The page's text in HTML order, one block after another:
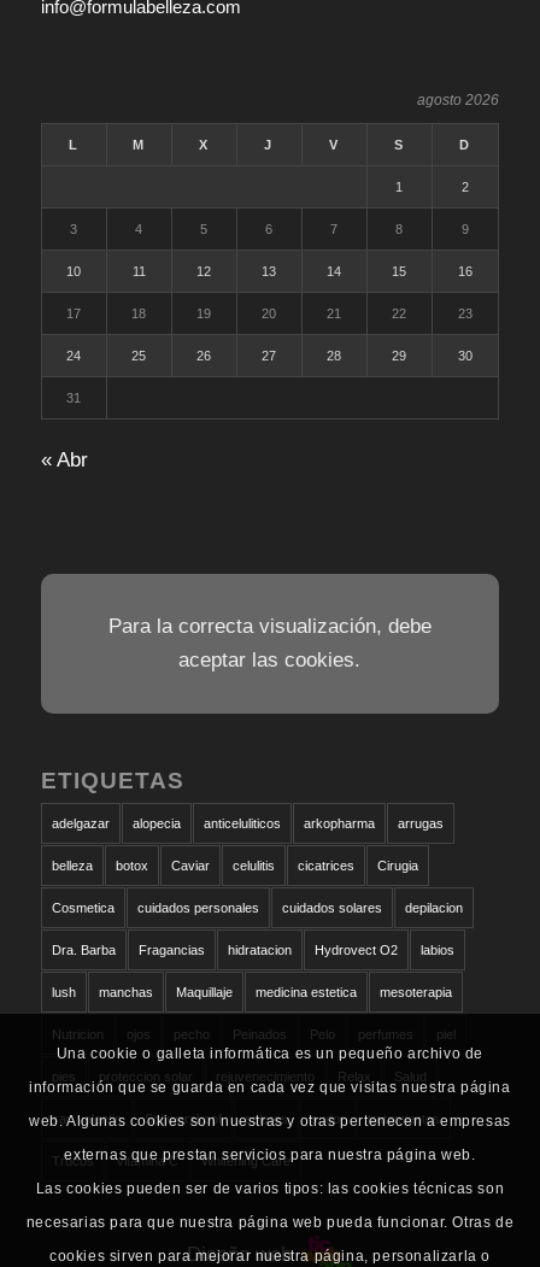
info@formulabelleza.com
agosto 2026
L M X J V S D
1 2
3 4 5 6 7 8 9
10 11 12 13 14 15 16
17 18 19 20 21 22 23
24 25 26 27 28 29 30
31
« Abr
Para la correcta visualización, debe
aceptar las cookies.
ETIQUETAS
adelgazar alopecia anticeluliticos arkopharma arrugas
belleza botox Caviar celulitis cicatrices Cirugia
Cosmetica cuidados personales cuidados solares depilacion
Dra. Barba Fragancias hidratacion Hydrovect O2 labios
lush manchas Maquillaje medicina estetica mesoterapia
Nutricion ojos pecho Peinados Pelo perfumes piel
pies proteccion solar rejuvenecimiento Relax Salud
san valentin Schwarzkopf solares sudor tratamientos
Trucos vitamina C Whitening Care
Diseño web
Una cookie o galleta informática es un pequeño archivo de
información que se guarda en cada vez que visitas nuestra página
web. Algunas cookies son nuestras y otras pertenecen a empresas
externas que prestan servicios para nuestra página web.
Las cookies pueden ser de varios tipos: las cookies técnicas son
necesarias para que nuestra página web pueda funcionar. Otras de
cookies sirven para mejorar nuestra página, personalizarla o